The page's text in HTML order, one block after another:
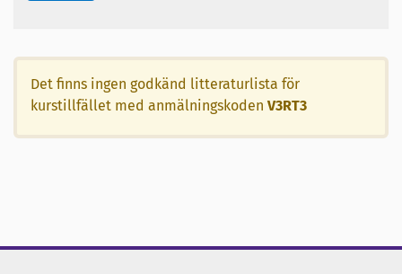
Det finns ingen godkänd litteraturlista för
kurstillfället med anmälningskoden V3RT3